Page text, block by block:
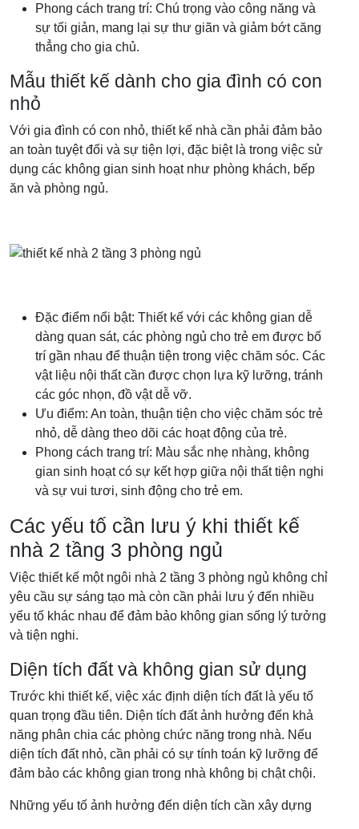
Phong cách trang trí: Chú trọng vào công năng và
sự tối giản, mang lại sự thư giãn và giảm bớt căng
thẳng cho gia chủ.
Mẫu thiết kế dành cho gia đình có con
nhỏ
Với gia đình có con nhỏ, thiết kế nhà cần phải đảm bảo
an toàn tuyệt đối và sự tiện lợi, đặc biệt là trong việc sử
dụng các không gian sinh hoạt như phòng khách, bếp
ăn và phòng ngủ.
Đặc điểm nổi bật: Thiết kế với các không gian dễ
dàng quan sát, các phòng ngủ cho trẻ em được bố
trí gần nhau để thuận tiện trong việc chăm sóc. Các
vật liệu nội thất cần được chọn lựa kỹ lưỡng, tránh
các góc nhọn, đồ vật dễ vỡ.
Ưu điểm: An toàn, thuận tiện cho việc chăm sóc trẻ
nhỏ, dễ dàng theo dõi các hoạt động của trẻ.
Phong cách trang trí: Màu sắc nhẹ nhàng, không
gian sinh hoạt có sự kết hợp giữa nội thất tiện nghi
và sự vui tươi, sinh động cho trẻ em.
Các yếu tố cần lưu ý khi thiết kế
nhà 2 tầng 3 phòng ngủ
Việc thiết kế một ngôi nhà 2 tầng 3 phòng ngủ không chỉ
yêu cầu sự sáng tạo mà còn cần phải lưu ý đến nhiều
yếu tố khác nhau để đảm bảo không gian sống lý tưởng
và tiện nghi.
Diện tích đất và không gian sử dụng
Trước khi thiết kế, việc xác định diện tích đất là yếu tố
quan trọng đầu tiên. Diện tích đất ảnh hưởng đến khả
năng phân chia các phòng chức năng trong nhà. Nếu
diện tích đất nhỏ, cần phải có sự tính toán kỹ lưỡng để
đảm bảo các không gian trong nhà không bị chật chội.
Những yếu tố ảnh hưởng đến diện tích cần xây dựng